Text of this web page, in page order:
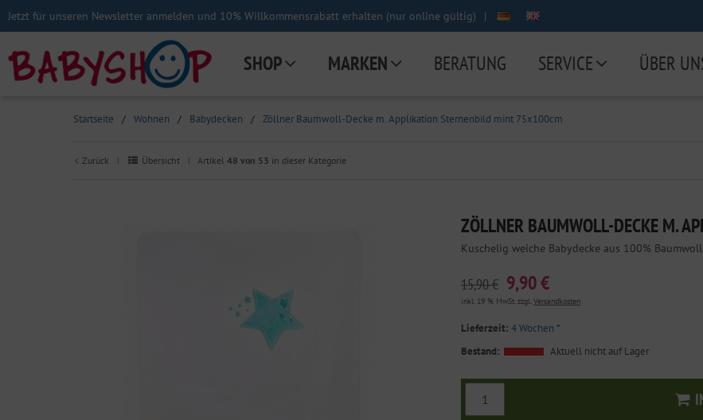
Jetzt für unseren Newsletter anmelden und 10% Willkommensrabatt erhalten (nur online gültig) |
SHOP MARKEN BERATUNG SERVICE ÜBER
Startseite / Wohnen / Babydecken / Zöllner Baumwoll-Decke m. Applikation Sternenbild mint 75x100cm
Zurück | Übersicht | Artikel 48 von 53 in dieser Kategorie
ZÖLLNER BAUMWOLL-DECKE M.
Kuschelig weiche Babydecke aus 100%
15,90 € 9,90 €
inkl. 19 % MwSt. zzgl.Versandkosten
Lieferzeit: 4 Wochen *
Bestand:
Aktuell nicht auf Lager